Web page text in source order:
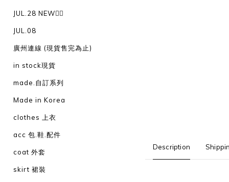
JUL.28 NEW❤️‍🔥
JUL.08
廣州連線 (現貨售完為止)
in stock現貨
made.自訂系列
Made in Korea
clothes 上衣
acc 包.鞋.配件
coat 外套
skirt 裙裝
Description